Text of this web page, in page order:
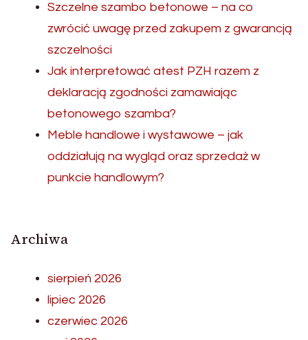
Szczelne szambo betonowe – na co
zwrócić uwagę przed zakupem z gwarancją
szczelności
Jak interpretować atest PZH razem z
deklaracją zgodności zamawiając
betonowego szamba?
Meble handlowe i wystawowe – jak
oddziałują na wygląd oraz sprzedaż w
punkcie handlowym?
Archiwa
sierpień 2026
lipiec 2026
czerwiec 2026